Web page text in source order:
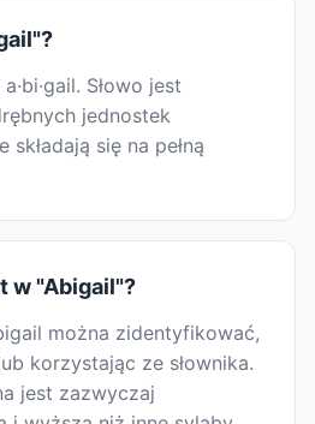
a·bi·gail. Słowo jest
jednostek
się na pełną
w "Abigail"?
można zidentyfikować,
korzystając ze słownika.
jest zazwyczaj